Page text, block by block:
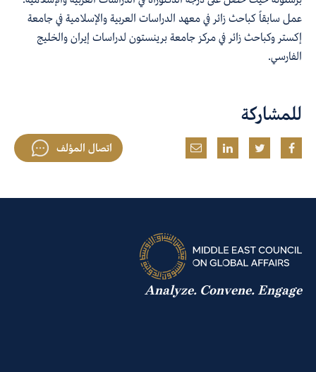
عملسابقاً كباحث زائر في معهد الدراسات العربية والإسلاميةفيجامعة
إكستر وكباحث زائر في مركز جامعة برينستون لدراسات إيران والخليج
الفارسي.
للمشاركة
اتصال المؤلف
Analyze. Convene. Engage